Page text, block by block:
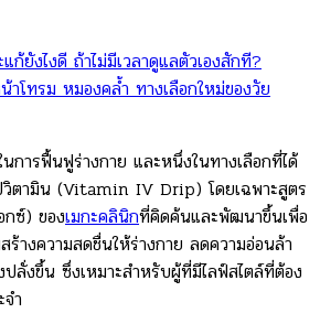
ยังไงดี ถ้าไม่มีเวลาดูแลตัวเองสักที?
โทรม หมองคล้ำ ทางเลือกใหม่ของวัย
การฟื้นฟูร่างกาย และหนึ่งในทางเลือกที่ได้
ตามิน (Vitamin IV Drip) โดยเฉพาะสูตร
กซ์) ของเมกะคลินิกที่คิดค้นและพัฒนาขึ้นเพื่อ
างความสดชื่นให้ร่างกาย ลดความอ่อนล้า
ลั่งขึ้น ซึ่งเหมาะสำหรับผู้ที่มีไลฟ์สไตล์ที่ต้อง
ำ